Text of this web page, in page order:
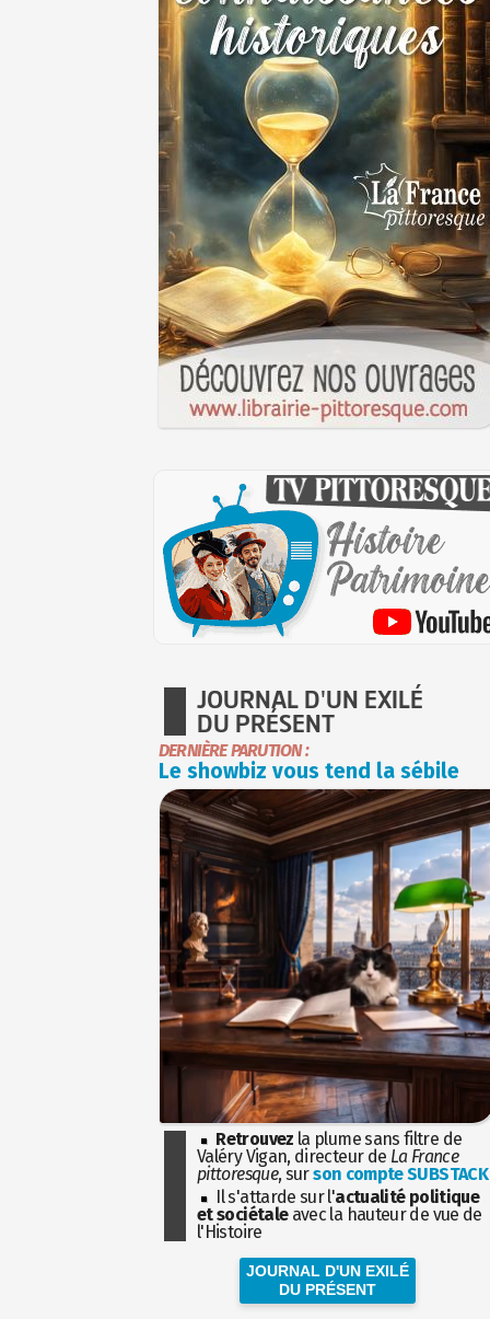
JOURNAL D'UN EXILÉ
DU PRÉSENT
DERNIÈRE PARUTION :
Le showbiz vous tend la sébile
Retrouvez la plume sans filtre de
Valéry Vigan, directeur de La France
pittoresque, surson compte SUBSTACK
Il s'attarde sur l'actualité politique
et sociétaleavec la hauteur de vue de
l'Histoire
JOURNAL D'UN EXILÉ
DU PRÉSENT